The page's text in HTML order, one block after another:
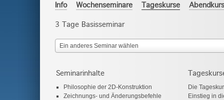
Info Wochenseminare Tageskurse
3 Tage Basisseminar
Ein anderes Seminar wählen
Seminarinhalte
Philosophie der 2D-Konstruktion
Zeichnungs- und Änderungsbefehle
Die
Einstieg in